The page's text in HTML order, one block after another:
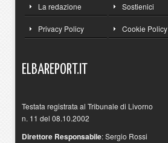
La redazione Sostienici
Privacy Policy Cookie Policy
ELBAREPORT.IT
Testata registrata al Tribunale di Livorno
n. 11 del 08.10.2002
Direttore Responsabile: Sergio Rossi